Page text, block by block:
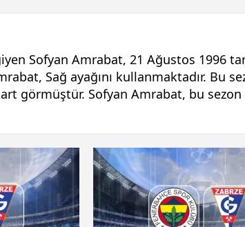
Sofyan Amrabat, 21 Ağustos 1996
Sağ ayağını kullanmaktadır. Bu
görmüştür. Sofyan Amrabat, bu